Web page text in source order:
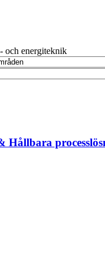
och energiteknik
Hållbara